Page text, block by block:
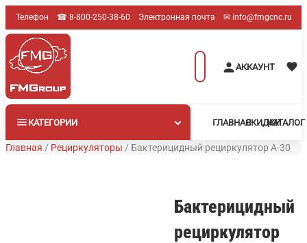
Перейти
к
содержимому
Телефон ☎︎ 8-800-250-38-60 Электронная почта ✉︎ info@fmgcnc.ru
Поиск
товаров
АККАУНТ
КАТЕГОРИИ ГЛАВНАЯ КАТАЛОГ
СКИДКИ
Главная / Рециркуляторы / Бактерицидный рециркулятор А-30
Бактерицидный
рециркулятор